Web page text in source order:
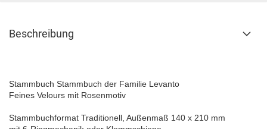
Beschreibung
Stammbuch Stammbuch der Familie Levanto
Feines Velours mit Rosenmotiv
Stammbuchformat Traditionell, Außenmaß 140 x 210 mm